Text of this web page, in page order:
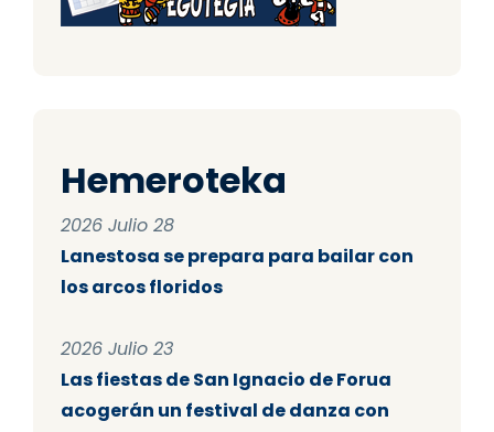
Hemeroteka
2026 Julio 28
Lanestosa se prepara para bailar con
los arcos floridos
2026 Julio 23
Las fiestas de San Ignacio de Forua
acogerán un festival de danza con